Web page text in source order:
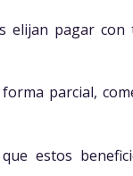
elijan pagar
parcial,
estos